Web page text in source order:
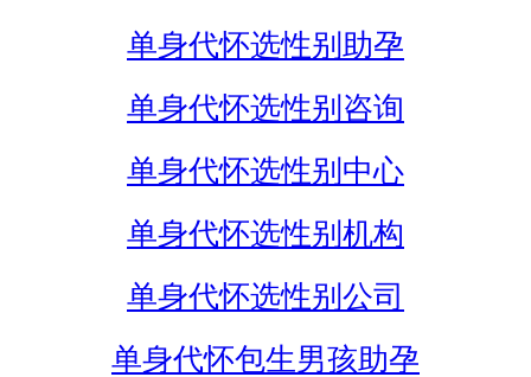
单身代怀选性别助孕
单身代怀选性别咨询
单身代怀选性别中心
单身代怀选性别机构
单身代怀选性别公司
单身代怀包生男孩助孕